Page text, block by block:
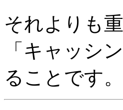
それよりも
「キャッシ
ることです。